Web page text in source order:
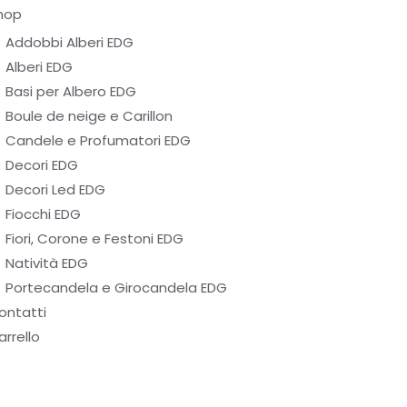
Addobbi Alberi EDG
Alberi EDG
Basi per Albero EDG
Boule de neige e Carillon
Candele e Profumatori EDG
Decori EDG
Decori Led EDG
Fiocchi EDG
Fiori, Corone e Festoni EDG
Natività EDG
Portecandela e Girocandela EDG